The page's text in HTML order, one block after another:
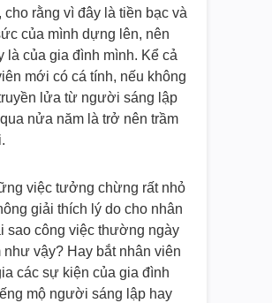
cho rằng vì đây là tiền bạc và
của mình dựng lên, nên
là của gia đình mình. Kể cả
mới có cá tính, nếu không
lửa từ người sáng lập
nửa năm là trở nên trầm
việc tưởng chừng rất nhỏ
giải thích lý do cho nhân
sao công việc thường ngày
như vậy? Hay bắt nhân viên
các sự kiện của gia đình
mộ người sáng lập hay